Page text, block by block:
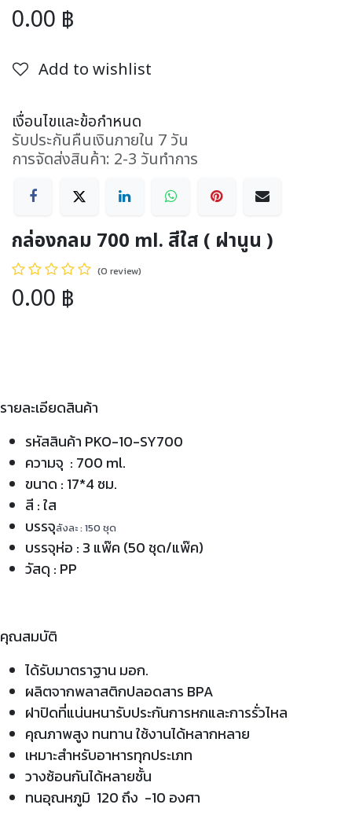
0.00 ฿
Add to wishlist
เงื่อนไขและข้อกำหนด
รับประกันคืนเงินภายใน 7 วัน
การจัดส่งสินค้า: 2-3 วันทำการ
กล่องกลม 700 ml. สีใส ( ฝานูน )
(0 review)
0.00 ฿
รายละเอียดสินค้า
รหัสสินค้า PKO-10-SY700
ความจุ : 700 ml.
ขนาด : 17*4 ซม.
สี : ใส
บรรจุลังละ : 150 ชุด
บรรจุห่อ : 3 แพ๊ค (50 ชุด/แพ๊ค)
วัสดุ : PP
คุณสมบัติ
ได้รับมาตราฐาน มอก.
ผลิตจากพลาสติกปลอดสาร BPA
ฝาปิดที่แน่นหนารับประกันการหกและการรั่วไหล
คุณภาพสูง ทนทาน ใช้งานได้หลากหลาย
เหมาะสำหรับอาหารทุกประเภท
วางซ้อนกันได้หลายชั้น
ทนอุณหภูมิ 120 ถึง -10 องศา